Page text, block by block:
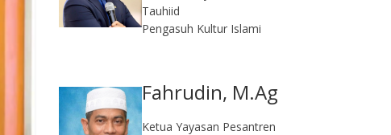
Tauhiid
Pengasuh Kultur Islami
Fahrudin, M.Ag​
Ketua Yayasan Pesantren